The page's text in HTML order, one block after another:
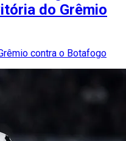
do Grêmio
contra o Botafogo